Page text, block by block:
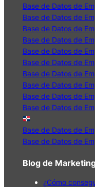
Base de Datos de
Base de Datos de
Base de Datos de
Base de Datos de
Base de Datos de
Base de Datos de
Base de Datos de
Base de Datos de
Base de Datos de
Base de Datos de
Base de Datos de
Base de Datos de
Blog de
¿Cómo